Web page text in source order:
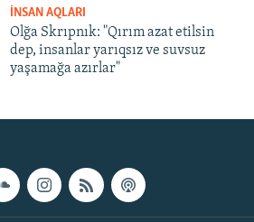
İNSAN AQLARI
Olğa Skrıpnık: "Qırım azat etilsin
dep, insanlar yarıqsız ve suvsuz
yaşamağa azırlar"